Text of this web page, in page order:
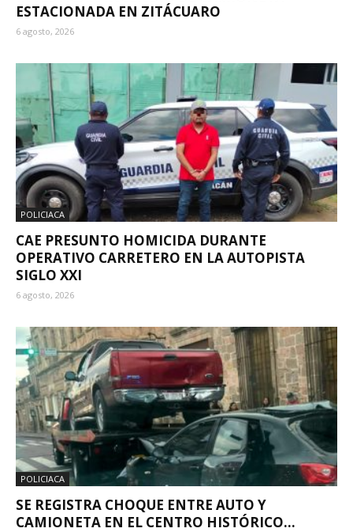
ESTACIONADA EN ZITÁCUARO
6 agosto, 2026
POLICIACA
CAE PRESUNTO HOMICIDA DURANTE
OPERATIVO CARRETERO EN LA AUTOPISTA
SIGLO XXI
6 agosto, 2026
POLICIACA
SE REGISTRA CHOQUE ENTRE AUTO Y
CAMIONETA EN EL CENTRO HISTÓRICO...